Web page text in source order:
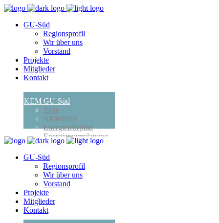
GU-Süd
Regionsprofil
Wir über uns
Vorstand
Projekte
Mitglieder
Kontakt
KEM GU-Süd
Ziele
Aktivitäten
Energielehrpfad
Energieraumplanung
Erneuerbare
Energiegemeinschaft
Termine
Förderungen
Öffentlichkeitsarbeiten
Verhalten bei Blackout
Kontakt
GU-Süd
Regionsprofil
Wir über uns
Vorstand
Projekte
Mitglieder
Kontakt